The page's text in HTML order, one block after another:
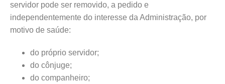
servidor pode ser removido, a pedido e
independentemente do interesse da Administração, por
motivo de saúde:
do próprio servidor;
do cônjuge;
do companheiro;